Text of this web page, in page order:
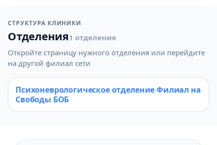
СТРУКТУРА КЛИНИКИ
Отделения1 отделение
Откройте страницу нужного отделения или перейдите
на другой филиал сети
Психоневрологическое отделение Филиал на
Свободы БОБ